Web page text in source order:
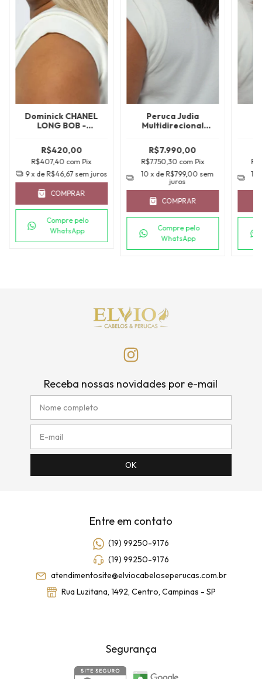
Dominick CHANEL
LONG BOB -
R$420,00
R$407,40 com Pix
9 x de R$46,67 sem juros
COMPRAR
Compre pelo
WhatsApp
Peruca Judia
Multidirecional
BRASILEIRO
R$7.990,00
R$7.750,30 com Pix
10 x de R$799,00 sem
juros
COMPRAR
Compre pelo
WhatsApp
10
Receba nossas novidades por e-mail
Entre em contato
(19) 99250-9176
(19) 99250-9176
atendimentosite@elviocabeloseperucas.com.br
Rua Luzitana, 1492, Centro, Campinas - SP
Segurança